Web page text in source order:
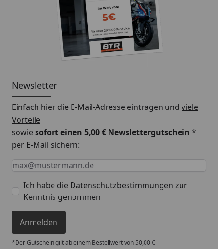
Newsletter
Einfach hier die E-Mail-Adresse eintragen und viele
Vorteile
sowiesofort einen 5,00 € Newslettergutschein *
per E-Mail sichern:
Keine Eingabe erforderlich
Eingabe erforderlich
E-Mail *
Ich habe die Datenschutzbestimmungen zur
Kenntnis genommen
Anmelden
*Der Gutschein gilt ab einem Bestellwert von 50,00 €